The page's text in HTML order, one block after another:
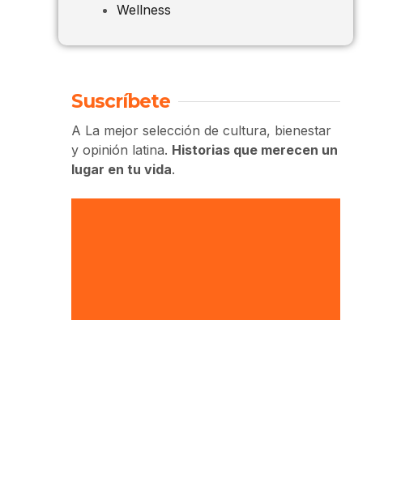
Wellness
Suscríbete
A La mejor selección de cultura, bienestar
y opinión latina. Historias que merecen un
lugar en tu vida.